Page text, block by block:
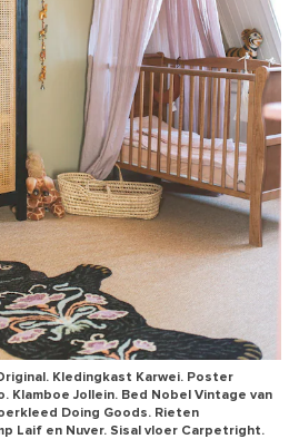
Kledingkast Karwei. Poster
Klamboe Jollein. Bed Nobel Vintage van
Doing Goods. Rieten
Laif en Nuver. Sisal vloer Carpetright.